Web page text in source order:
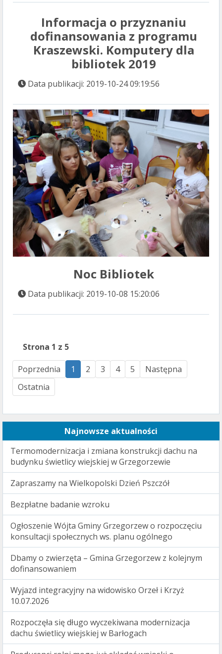
Informacja o przyznaniu
dofinansowania z programu
Kraszewski. Komputery dla
bibliotek 2019
Data publikacji: 2019-10-24 09:19:56
Noc Bibliotek
Data publikacji: 2019-10-08 15:20:06
Strona 1 z 5
Poprzednia 1 2 3 4 5
Następna
Ostatnia
Najnowsze aktualności
Termomodernizacja i zmiana konstrukcji dachu na
budynku świetlicy wiejskiej w Grzegorzewie
Zapraszamy na Wielkopolski Dzień Pszczół
Bezpłatne badanie wzroku
Ogłoszenie Wójta Gminy Grzegorzew o rozpoczęciu
konsultacji społecznych ws. planu ogólnego
Dbamy o zwierzęta – Gmina Grzegorzew z kolejnym
dofinansowaniem
Wyjazd integracyjny na widowisko Orzeł i Krzyż
10.07.2026
Rozpoczęła się długo wyczekiwana modernizacja
dachu świetlicy wiejskiej w Barłogach